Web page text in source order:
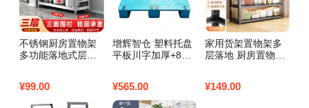
不锈钢厨房置物架
多功能落地式层架
加厚-100CM高【三
面护栏】 长80宽35
¥99.00
增辉智仓 塑料托盘
平板川字加厚+8钢
¥565.00
家用货架置物架多
层落地 厨房置物架
铁架子 五层-183cm
¥149.00